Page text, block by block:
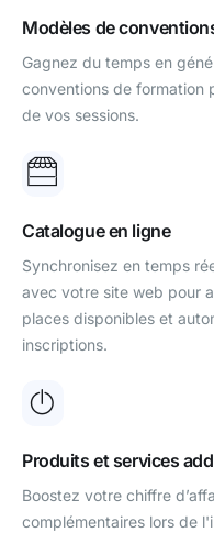
Modèles de
Gagnez du temps en
conventions de formation
de vos sessions.
Catalogue en ligne
Synchronisez en temps
avec votre site web pour
places disponibles et
inscriptions.
Produits et services
Boostez votre chiffre
complémentaires lors de